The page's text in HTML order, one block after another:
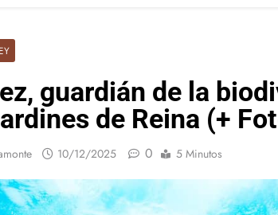
guardián de la
de Reina (+
10/12/2025 0 5 Minutos